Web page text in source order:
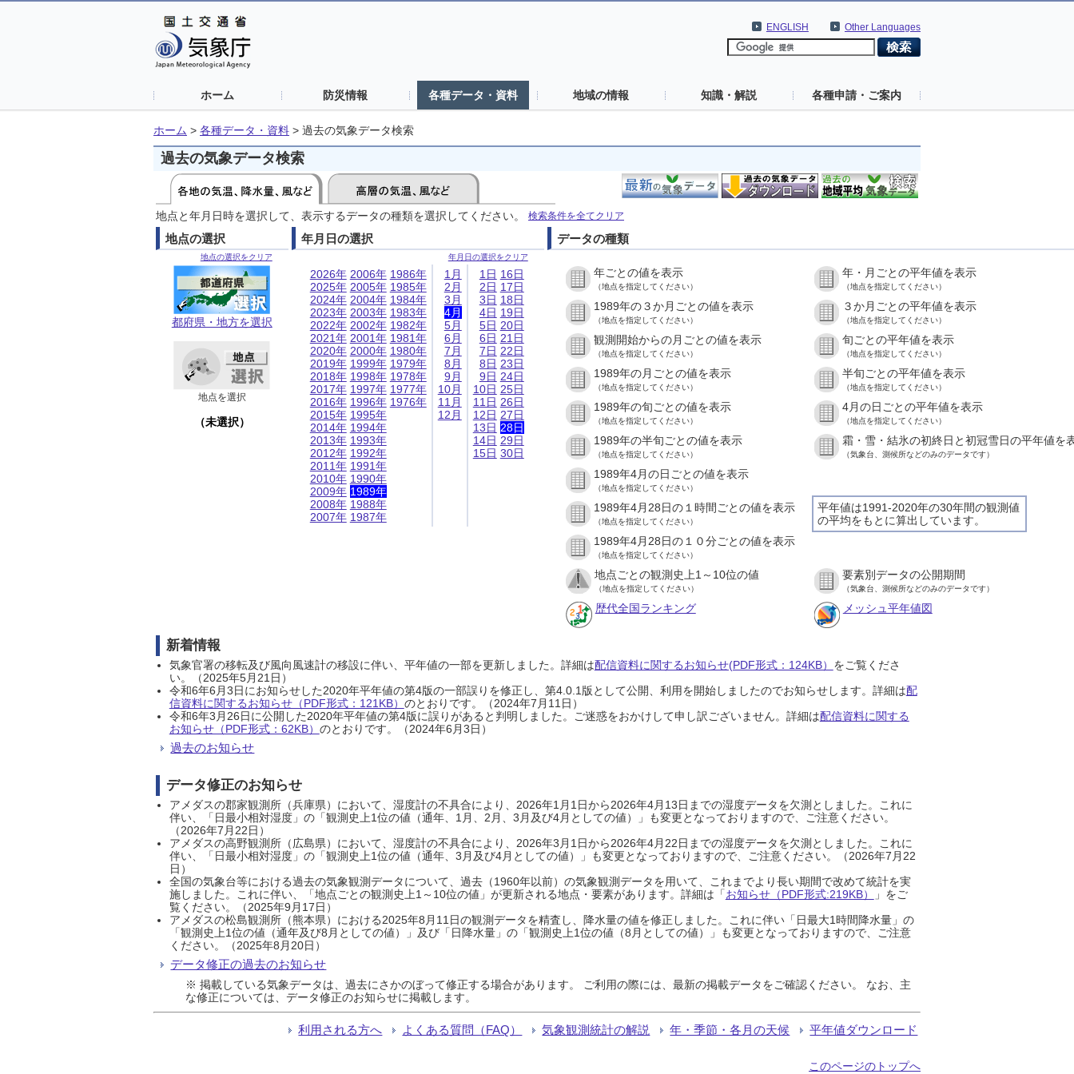
Other Languages
ENGLISH
ホーム 防災情報 各種データ・資料 地域の情報 知識・解説 各種申請・ご案内
ホーム > 各種データ・資料 > 過去の気象データ検索
過去の気象データ検索
地点と年月日時を選択して、表示するデータの種類を選択してください。 検索条件を全てクリア
地点の選択
地点の選択をクリア
都府県・地方を選択
地点を選択
（未選択）
年月日の選択
年月日の選択をクリア
2026年
2025年
2024年
2023年
2022年
2021年
2020年
2019年
2018年
2017年
2016年
2015年
2014年
2013年
2012年
2011年
2010年
2009年
2008年
2007年
2006年
2005年
2004年
2003年
2002年
2001年
2000年
1999年
1998年
1997年
1996年
1995年
1994年
1993年
1992年
1991年
1990年
1989年
1988年
1987年
1986年
1985年
1984年
1983年
1982年
1981年
1980年
1979年
1978年
1977年
1976年
1月
2月
3月
4月
5月
6月
7月
8月
9月
10月
11月
12月
1日
2日
3日
4日
5日
6日
7日
8日
9日
10日
11日
12日
13日
14日
15日
16日
17日
18日
19日
20日
21日
22日
23日
24日
25日
26日
27日
28日
29日
30日
データの種類
年ごとの値を表示
（地点を指定してください）
年・月ごとの平年値を表示
（地点を指定してください）
1989年の３か月ごとの値を表示
（地点を指定してください）
３か月ごとの平年値を表示
（地点を指定してください）
観測開始からの月ごとの値を表示
（地点を指定してください）
旬ごとの平年値を表示
（地点を指定してください）
1989年の月ごとの値を表示
（地点を指定してください）
半旬ごとの平年値を表示
（地点を指定してください）
1989年の旬ごとの値を表示
（地点を指定してください）
4月の日ごとの平年値を表示
（地点を指定してください）
1989年の半旬ごとの値を表示
（地点を指定してください）
霜・雪・結氷の初終日と初冠雪日の平年値を
（気象台、測候所などのみのデータです）
1989年4月の日ごとの値を表示
（地点を指定してください）
平年値は1991-2020年の30年間の観測値
の平均をもとに算出しています。
1989年4月28日の１時間ごとの値を表示
（地点を指定してください）
1989年4月28日の１０分ごとの値を表示
（地点を指定してください）
地点ごとの観測史上1～10位の値
（地点を指定してください）
要素別データの公開期間
（気象台、測候所などのみのデータです）
歴代全国ランキング メッシュ平年値図
新着情報
気象官署の移転及び風向風速計の移設に伴い、平年値の一部を更新しました。詳細は配信資料に関するお知らせ(PDF形式：124KB） をご覧くださ
い。（2025年5月21日）
令和6年6月3日にお知らせした2020年平年値の第4版の一部誤りを修正し、第4.0.1版として公開、利用を開始しましたのでお知らせします。詳細は配
信資料に関するお知らせ（PDF形式：121KB） のとおりです。（2024年7月11日）
令和6年3月26日に公開した2020年平年値の第4版に誤りがあると判明しました。ご迷惑をおかけして申し訳ございません。詳細は配信資料に関する
お知らせ（PDF形式：62KB） のとおりです。（2024年6月3日）
過去のお知らせ
データ修正のお知らせ
アメダスの郡家観測所（兵庫県）において、湿度計の不具合により、2026年1月1日から2026年4月13日までの湿度データを欠測としました。これに
伴い、「日最小相対湿度」の「観測史上1位の値（通年、1月、2月、3月及び4月としての値）」も変更となっておりますので、ご注意ください。
（2026年7月22日）
アメダスの高野観測所（広島県）において、湿度計の不具合により、2026年3月1日から2026年4月22日までの湿度データを欠測としました。これに
伴い、「日最小相対湿度」の「観測史上1位の値（通年、3月及び4月としての値）」も変更となっておりますので、ご注意ください。（2026年7月22
日）
全国の気象台等における過去の気象観測データについて、過去（1960年以前）の気象観測データを用いて、これまでより長い期間で改めて統計を実
施しました。これに伴い、「地点ごとの観測史上1～10位の値」が更新される地点・要素があります。詳細は「お知らせ（PDF形式:219KB）
」をご
覧ください。（2025年9月17日）
アメダスの松島観測所（熊本県）における2025年8月11日の観測データを精査し、降水量の値を修正しました。これに伴い「日最大1時間降水量」の
「観測史上1位の値（通年及び8月としての値）」及び「日降水量」の「観測史上1位の値（8月としての値）」も変更となっておりますので、ご注意
ください。（2025年8月20日）
データ修正の過去のお知らせ
※ 掲載している気象データは、過去にさかのぼって修正する場合があります。 ご利用の際には、最新の掲載データをご確認ください。 なお、主
な修正については、データ修正のお知らせに掲載します。
利用される方へ よくある質問（FAQ） 気象観測統計の解説 年・季節・各月の天候 平年値ダウンロード
このページのトップへ